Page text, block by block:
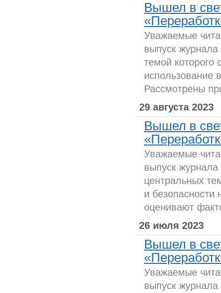
Вышел в
Уважаемые
выпуск
темой которого
использование
Рассмотрены
29 августа 2023
Вышел в
Уважаемые
выпуск
центральных
и
оценивают
26 июля 2023
Вышел в
Уважаемые
выпуск